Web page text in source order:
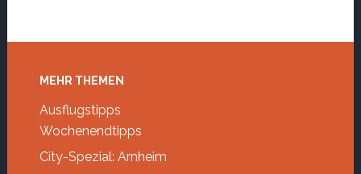
Footer
MEHR THEMEN
Ausflugstipps
Wochenendtipps
City-Spezial: Arnheim